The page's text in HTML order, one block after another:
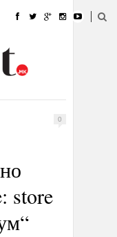
0
store